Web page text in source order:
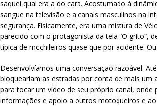
saquei qual era a do cara. Acostumado à
sangue na televisão e a canais masculinos na
segurança. Fisicamente, era uma mistura de
parecido com o protagonista da tela “O grito”,
típica de mochileiros quase que por acidente.
Desenvolvíamos uma conversação razoável.
bloqueariam as estradas por conta de mais
para tocar um vídeo de seu próprio canal,
informações e apoio a outros motoqueiros e